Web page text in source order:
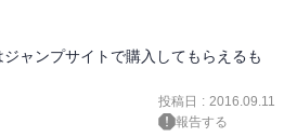
ャンプサイトで購入してもらえるも
投稿日 : 2016.09.11
報告する